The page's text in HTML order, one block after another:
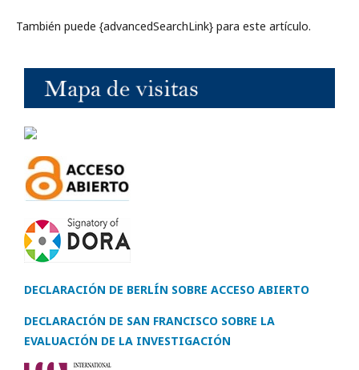
También puede {advancedSearchLink} para este artículo.
DECLARACIÓN DE BERLÍN SOBRE ACCESO ABIERTO
DECLARACIÓN DE SAN FRANCISCO SOBRE LA
EVALUACIÓN DE LA INVESTIGACIÓN